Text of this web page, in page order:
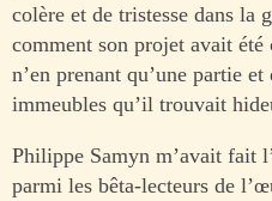
colère et de tristesse dans la
comment son projet avait été
n’en prenant qu’une partie et
immeubles qu’il trouvait
Philippe Samyn m’avait fait
parmi les bêta-lecteurs de